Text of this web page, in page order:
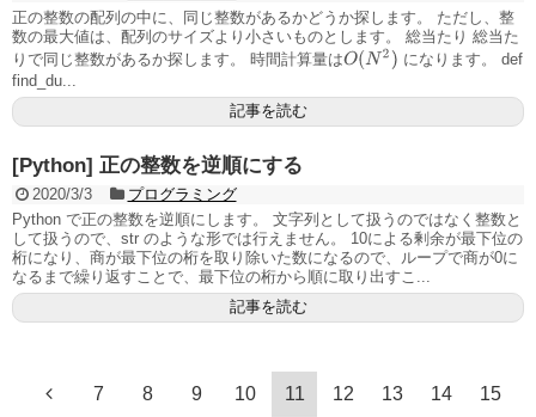
正の整数の配列の中に、同じ整数があるかどうか探します。 ただし、整
数の最大値は、配列のサイズより小さいものとします。 総当たり 総当た
りで同じ整数があるか探します。 時間計算量はO(N2)
になります。 def
find_du...
記事を読む
[Python] 正の整数を逆順にする
2020/3/3
プログラミング
Python で正の整数を逆順にします。 文字列として扱うのではなく整数と
して扱うので、str のような形では行えません。 10による剰余が最下位の
桁になり、商が最下位の桁を取り除いた数になるので、ループで商が0に
なるまで繰り返すことで、最下位の桁から順に取り出すこ...
記事を読む
7 8 9 10 11 12 13 14 15